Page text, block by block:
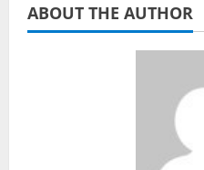
ABOUT THE AUTHOR